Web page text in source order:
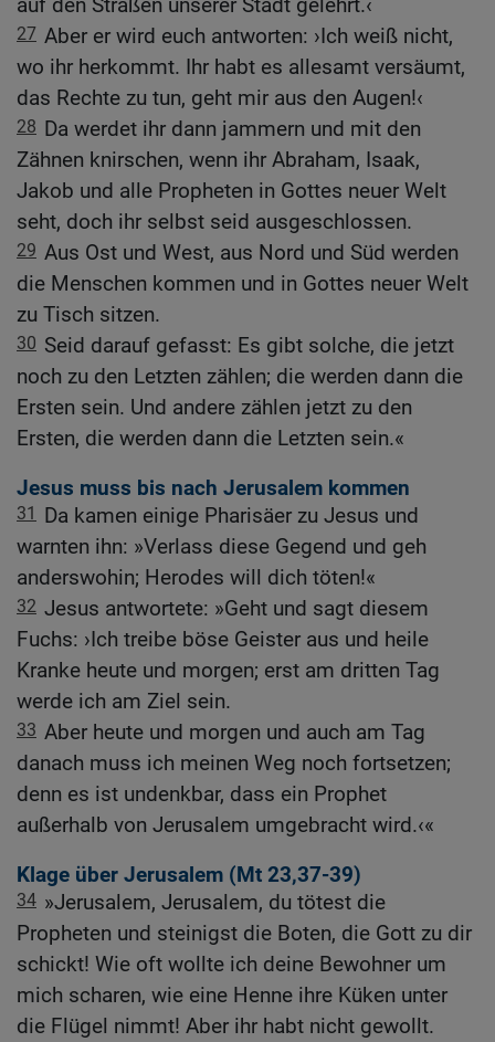
27 Aber er wird euch antworten: ›Ich weiß nicht,
wo ihr herkommt. Ihr habt es allesamt versäumt,
das Rechte zu tun, geht mir aus den Augen!‹
28 Da werdet ihr dann jammern und mit den
Zähnen knirschen, wenn ihr Abraham, Isaak,
Jakob und alle Propheten in Gottes neuer Welt
seht, doch ihr selbst seid ausgeschlossen.
29 Aus Ost und West, aus Nord und Süd werden
die Menschen kommen und in Gottes neuer Welt
zu Tisch sitzen.
30 Seid darauf gefasst: Es gibt solche, die jetzt
noch zu den Letzten zählen; die werden dann die
Ersten sein. Und andere zählen jetzt zu den
Ersten, die werden dann die Letzten sein.«
Jesus muss bis nach Jerusalem kommen
31 Da kamen einige Pharisäer zu Jesus und
warnten ihn: »Verlass diese Gegend und geh
anderswohin; Herodes will dich töten!«
32 Jesus antwortete: »Geht und sagt diesem
Fuchs: ›Ich treibe böse Geister aus und heile
Kranke heute und morgen; erst am dritten Tag
werde ich am Ziel sein.
33 Aber heute und morgen und auch am Tag
danach muss ich meinen Weg noch fortsetzen;
denn es ist undenkbar, dass ein Prophet
außerhalb von Jerusalem umgebracht wird.‹«
Klage über Jerusalem (Mt 23,37-39)
34 »Jerusalem, Jerusalem, du tötest die
Propheten und steinigst die Boten, die Gott zu dir
schickt! Wie oft wollte ich deine Bewohner um
mich scharen, wie eine Henne ihre Küken unter
die Flügel nimmt! Aber ihr habt nicht gewollt.